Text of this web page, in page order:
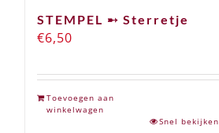
STEMPEL ➸ Sterretje
€6,50
Toevoegen aan
winkelwagen
Snel bekijken